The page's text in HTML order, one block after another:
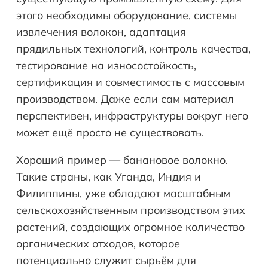
этого необходимы оборудование, системы
извлечения волокон, адаптация
прядильных технологий, контроль качества,
тестирование на износостойкость,
сертификация и совместимость с массовым
производством. Даже если сам материал
перспективен, инфраструктуры вокруг него
может ещё просто не существовать.
Хороший пример — банановое волокно.
Такие страны, как Уганда, Индия и
Филиппины, уже обладают масштабным
сельскохозяйственным производством этих
растений, создающих огромное количество
органических отходов, которое
потенциально служит сырьём для